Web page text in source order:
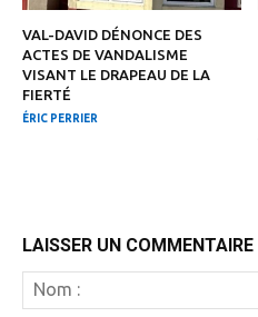
VAL-DAVID DÉNONCE DES
ACTES DE VANDALISME
VISANT LE DRAPEAU DE LA
FIERTÉ
ÉRIC PERRIER
LAISSER UN COMMENTAIRE